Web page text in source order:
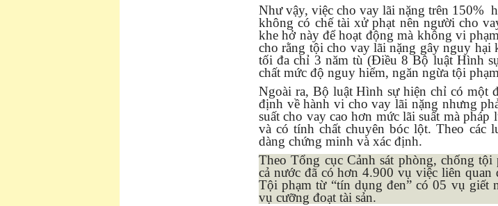
Như vậy, việc cho vay lãi nặng trên 150%
không có chế tài xử phạt nên người cho
khe hở này để hoạt động mà không vi
cho rằng tội cho vay lãi nặng gây nguy hại
tối đa chỉ 3 năm tù (Điều 8 Bộ luật Hình
chất mức độ nguy hiểm, ngăn ngừa tội
Ngoài ra, Bộ luật Hình sự hiện chỉ có một
định về hành vi cho vay lãi nặng nhưng
suất cho vay cao hơn mức lãi suất mà
và có tính chất chuyên bóc lột. Theo các
dàng chứng minh và xác định.
Theo Tổng cục Cảnh sát phòng, chống
cả nước đã có hơn 4.900 vụ việc liên quan
Tội phạm từ “tín dụng đen” có 05 vụ giết
vụ cưỡng đoạt tài sản.